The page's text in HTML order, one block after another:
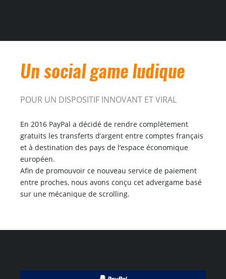
Un social game ludique
POUR UN DISPOSITIF INNOVANT ET VIRAL
En 2016 PayPal a décidé de rendre complètement
gratuits les transferts d’argent entre comptes français
et à destination des pays de l’espace économique
européen.
Afin de promouvoir ce nouveau service de paiement
entre proches, nous avons conçu cet advergame basé
sur une mécanique de scrolling.